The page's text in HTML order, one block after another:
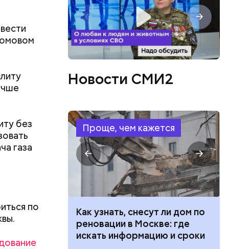
без
газа
по
к
Новости СМИ2
Проще, чем кажется
тысяч
при
Как узнать, снесут ли дом по
реновации в Москве: где
искать информацию и сроки